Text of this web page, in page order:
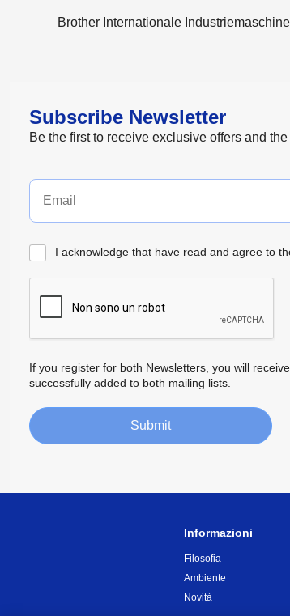
Brother Internationale
Subscribe Newsletter
Be the first to receive exclusive offers and
I acknowledge that have read and agree to
If you register for both Newsletters, you will
successfully added to both mailing lists.
Submit
Informazioni
Filosofia
Ambiente
Novità